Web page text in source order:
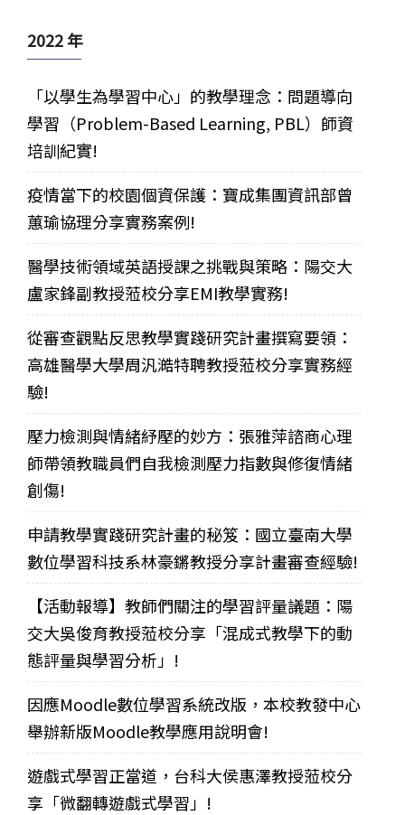
2022 年
「以學生為學習中心」的教學理念：問題導向
學習（Problem-Based Learning, PBL）師資
培訓紀實!
疫情當下的校園個資保護：寶成集團資訊部曾
蕙瑜協理分享實務案例!
醫學技術領域英語授課之挑戰與策略：陽交大
盧家鋒副教授蒞校分享EMI教學實務!
從審查觀點反思教學實踐研究計畫撰寫要領：
高雄醫學大學周汎澔特聘教授蒞校分享實務經
驗!
壓力檢測與情緒紓壓的妙方：張雅萍諮商心理
師帶領教職員們自我檢測壓力指數與修復情緒
創傷!
申請教學實踐研究計畫的秘笈：國立臺南大學
數位學習科技系林豪鏘教授分享計畫審查經驗!
【活動報導】教師們關注的學習評量議題：陽
交大吳俊育教授蒞校分享「混成式教學下的動
態評量與學習分析」!
因應Moodle數位學習系統改版，本校教發中心
舉辦新版Moodle教學應用說明會!
遊戲式學習正當道，台科大侯惠澤教授蒞校分
享「微翻轉遊戲式學習」!